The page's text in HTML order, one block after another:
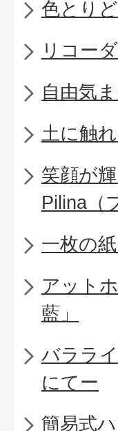
色とり
リコー
自由気
土に触
笑顔が
Pilina（
一枚の
アット
藍」
バララ
にてー
簡易式